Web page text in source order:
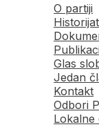
O partiji
Historijat
Glas
Jedan
Kontakt
Odbori
Lokalne